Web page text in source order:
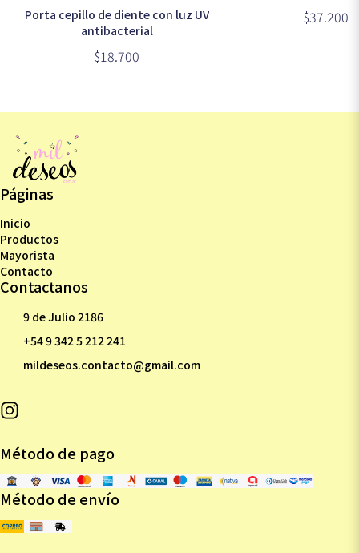
Porta cepillo de diente con luz UV
antibacterial
$18.700
$37.200
Páginas
Inicio
Productos
Mayorista
Contacto
Contactanos
9 de Julio 2186
+54 9 342 5 212 241
mildeseos.contacto@gmail.com
Método de pago
Método de envío